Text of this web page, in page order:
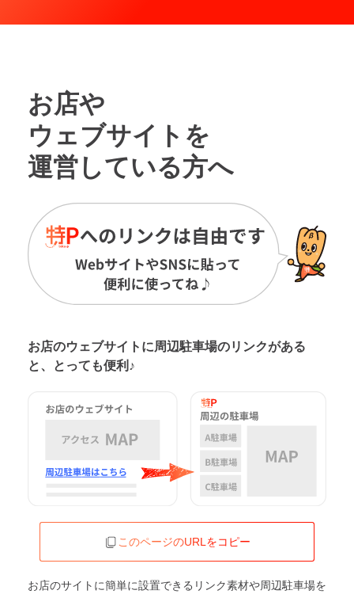
お店や
ウェブサイトを
運営している方へ
お店のウェブサイトに周辺駐車場のリンクがある
と、とっても便利♪
このページのURLをコピー
お店のサイトに簡単に設置できるリンク素材や周辺駐車場を